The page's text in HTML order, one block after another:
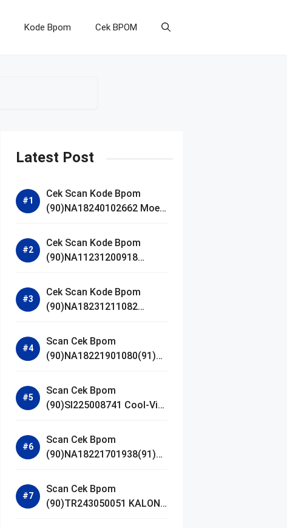
Kode Bpom Cek BPOM
Latest Post
Cek Scan Kode Bpom
(90)NA18240102662 Moell
Skin Everytime Body
Lotion
Cek Scan Kode Bpom
(90)NA11231200918
Gel Cleanser GLAD2GLOW
Cek Scan Kode Bpom
(90)NA18231211082
Facial Wash
Scan Cek Bpom
(90)NA18221901080(91)25
White AHA Body Serum
Scan Cek Bpom
(90)SI225008741 Cool-Vita
Tablets
Scan Cek Bpom
(90)NA18221701938(91)25
Acne Sunscreen
Moisturiser SPF 35
Scan Cek Bpom
(90)TR243050051 KALON